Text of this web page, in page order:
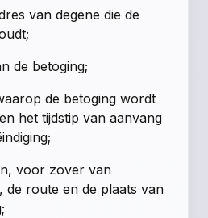
van degene die de
de betoging;
de betoging wordt
het tijdstip van aanvang
voor zover van
de route en de plaats van